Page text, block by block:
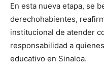
En esta nueva etapa, se
derechohabientes,
institucional de atender
responsabilidad a
educativo en Sinaloa.